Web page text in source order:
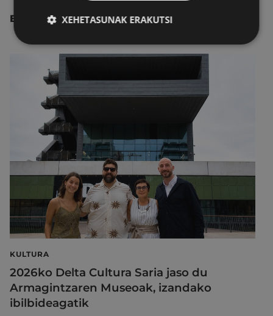
BESTE ALBISTE BATZUK
KULTURA
2026ko Delta Cultura Saria jaso du
Armagintzaren Museoak, izandako
ibilbideagatik
XEHETASUNAK ERAKUTSI